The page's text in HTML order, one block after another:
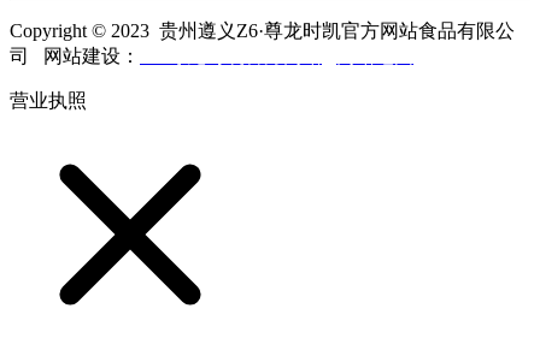
Copyright © 2023 贵州遵义Z6·尊龙时凯官方网站食品有限公
司 网站建设：
营业执照